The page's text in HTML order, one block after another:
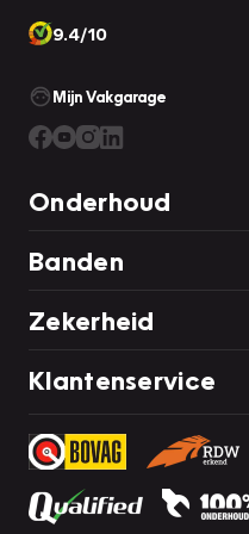
9.4/10
Mijn Vakgarage
Onderhoud
Banden
Zekerheid
Klantenservice